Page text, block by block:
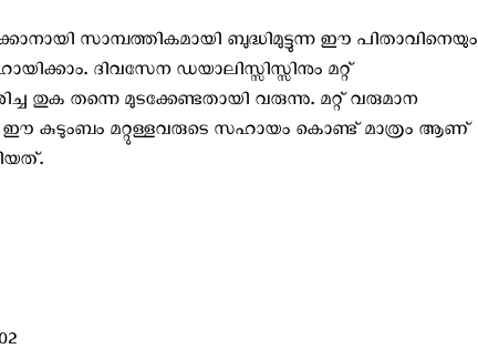
സാമ്പത്തികമായി ബുദ്ധിമുട്ടുന്ന ഈ പിതാവിനെയും
ദിവസേന ഡയാലിസ്സിസ്സിനും മറ്റ്
തുക തന്നെ മുടക്കേണ്ടതായി വരുന്നു. മറ്റ് വരുമാന
ഈ കുടുംബം മറ്റുള്ളവരുടെ സഹായം കൊണ്ട് മാത്രം ആണ്